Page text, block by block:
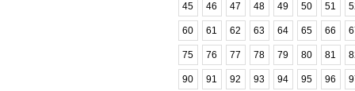
45 46 47 48 49 50 51
60 61 62 63 64 65 66
75 76 77 78 79 80 81
90 91 92 93 94 95 96